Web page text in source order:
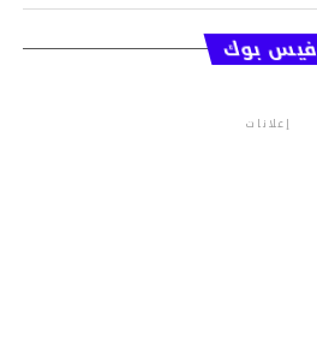
فيس بوك
إعلانات